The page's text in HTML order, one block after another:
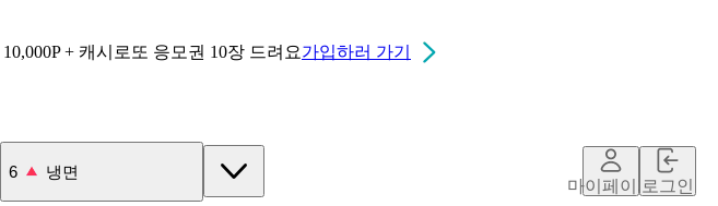
+ 캐시로또 응모권 10장 드려요가입하러 가기
7 김치
마이페이지로그인